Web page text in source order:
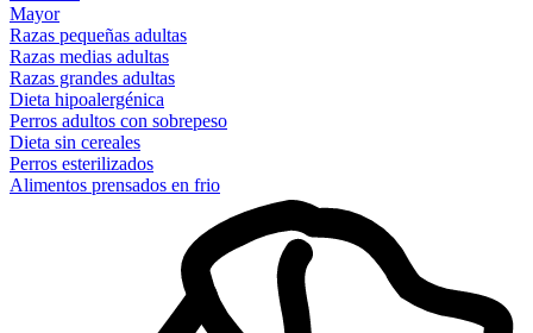
Mayor
Razas pequeñas adultas
Razas medias adultas
Razas grandes adultas
Dieta hipoalergénica
Perros adultos con sobrepeso
Dieta sin cereales
Perros esterilizados
Alimentos prensados en frio